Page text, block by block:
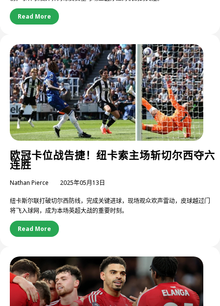
Read More
欧冠卡位战告捷！纽卡索主场斩切尔西夺六
连胜
Nathan Pierce 2025年05月13日
纽卡斯尔联打破切尔西防线，完成关键进球，现场观众欢声雷动，皮球越过门
将飞入球网，成为本场英超大战的重要时刻。
Read More